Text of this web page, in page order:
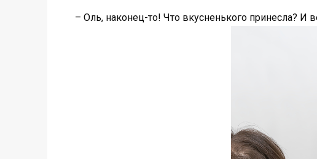
– Оль, наконец-то! Что вкусненького принесла? И